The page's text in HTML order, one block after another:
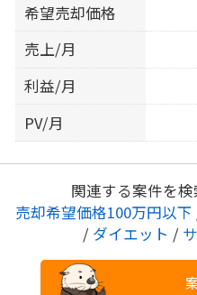
希望売却価格
売上/月
利益/月
PV/月
関連する案件を検
売却希望価格100万円以下
/ ダイエット /